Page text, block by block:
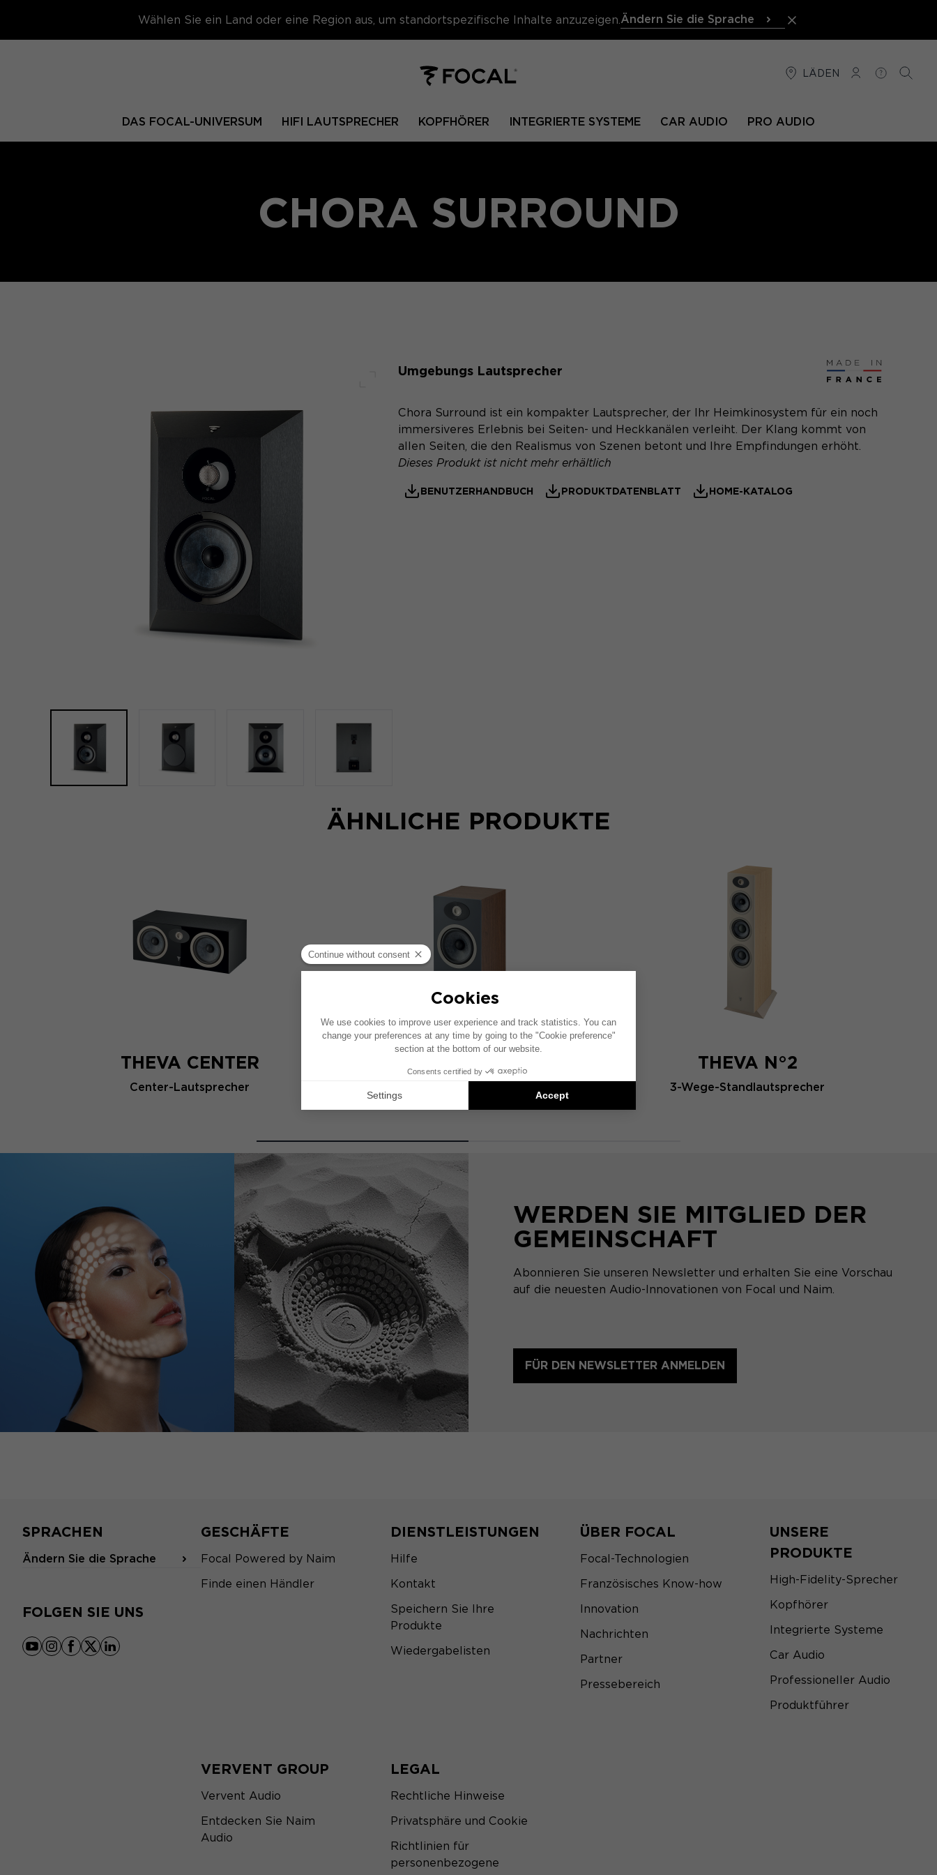
Wählen Sie ein Land oder eine Region aus, um standortspezifische Inhalte anzuzeigen. Ändern Sie die Sprache
LÄDEN
VERBINDUNG
HILFE
DAS FOCAL-UNIVERSUM HIFI LAUTSPRECHER KOPFHÖRER INTEGRIERTE SYSTEME CAR AUDIO PRO AUDIO
CHORA SURROUND
Umgebungs Lautsprecher
Chora Surround ist ein kompakter Lautsprecher, der Ihr Heimkinosystem für ein noch
immersiveres Erlebnis bei Seiten- und Heckkanälen verleiht. Der Klang kommt von
allen Seiten, die den Realismus von Szenen betont und Ihre Empfindungen erhöht.
Dieses Produkt ist nicht mehr erhältlich
BENUTZERHANDBUCH PRODUKTDATENBLATT HOME-KATALOG
ÄHNLICHE PRODUKTE
THEVA CENTER
Center-Lautsprecher
THEVA N°2
3-Wege-Standlautsprecher
WERDEN SIE MITGLIED DER
GEMEINSCHAFT
Abonnieren Sie unseren Newsletter und erhalten Sie eine Vorschau
auf die neuesten Audio-Innovationen von Focal und Naim.
FÜR DEN NEWSLETTER ANMELDEN
SPRACHEN
Ändern Sie die Sprache
FOLGEN SIE UNS
youtube
instagram
facebook
x linkedin
GESCHÄFTE
Focal Powered by Naim
Finde einen Händler
DIENSTLEISTUNGEN
Hilfe
Kontakt
Speichern Sie Ihre
Produkte
Wiedergabelisten
ÜBER FOCAL
Focal-Technologien
Französisches Know-how
Innovation
Nachrichten
Partner
Pressebereich
UNSERE
PRODUKTE
High-Fidelity-Sprecher
Kopfhörer
Integrierte Systeme
Car Audio
Professioneller Audio
Produktführer
VERVENT GROUP
Vervent Audio
Entdecken Sie Naim
Audio
LEGAL
Rechtliche Hinweise
Privatsphäre und Cookie
Richtlinien für
personenbezogene